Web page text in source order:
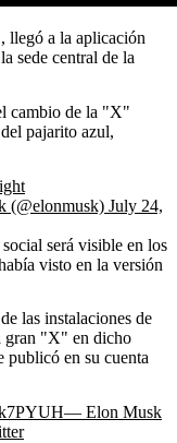
llegó a la aplicación
sede central de la
cambio de la "X"
pajarito azul,
July 24,
será visible en los
visto en la versión
las instalaciones de
gran "X" en dicho
en su cuenta
Elon Musk